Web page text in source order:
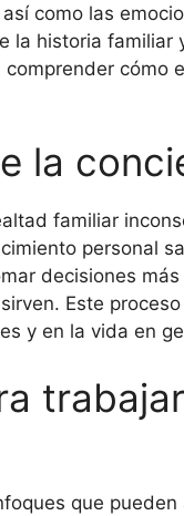
como las
la historia
cómo
la
familiar
personal
decisiones
Este
y en la vida en
que